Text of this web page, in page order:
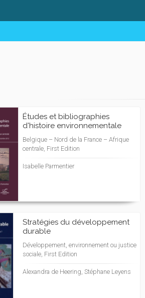
Études et bibliographies
d'histoire environnementale
Belgique – Nord de la France – Afrique
centrale, First Edition
Isabelle Parmentier
Stratégies du développement
durable
Développement, environnement ou justice
sociale, First Edition
Alexandra de Heering, Stéphane Leyens